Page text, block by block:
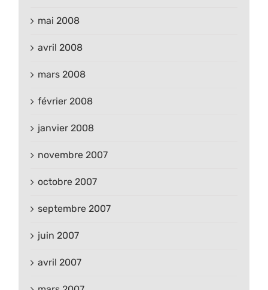
mai 2008
avril 2008
mars 2008
février 2008
janvier 2008
novembre 2007
octobre 2007
septembre 2007
juin 2007
avril 2007